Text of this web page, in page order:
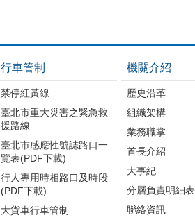
行車管制
禁停紅黃線
臺北市重大災害之緊急救
援路線
臺北市感應性號誌路口一
覽表(PDF下載)
行人專用時相路口及時段
(PDF下載)
大貨車行車管制
機關介紹
歷史沿革
組織架構
業務職掌
首長介紹
大事紀
分層負責明細表
聯絡資訊